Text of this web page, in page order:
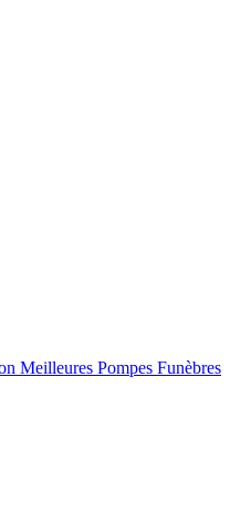
Meilleures Pompes Funèbres